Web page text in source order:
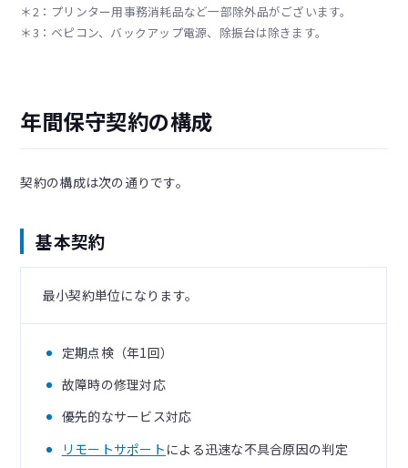
＊2：プリンター用事務消耗品など一部除外品がございます。
＊3：ベピコン、バックアップ電源、除振台は除きます。
年間保守契約の構成
契約の構成は次の通りです。
基本契約
最小契約単位になります。
定期点検（年1回）
故障時の修理対応
優先的なサービス対応
リモートサポート による迅速な不具合原因の判定